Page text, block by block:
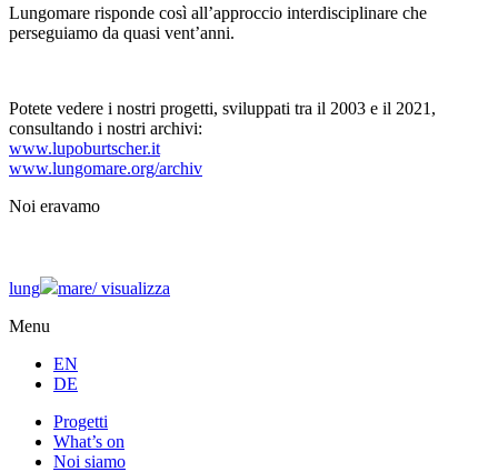
Lungomare risponde così all’approccio interdisciplinare che
perseguiamo da quasi vent’anni.
Potete vedere i nostri progetti, sviluppati tra il 2003 e il 2021,
consultando i nostri archivi:
www.lupoburtscher.it
www.lungomare.org/archiv
Noi eravamo
lung mare/visualizza
Menu
EN
DE
Progetti
What’s on
Noi siamo